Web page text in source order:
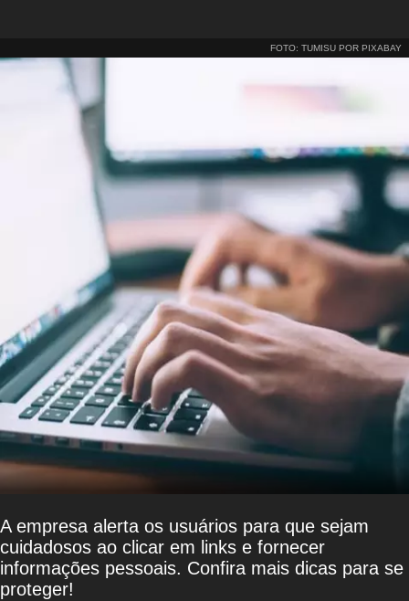
FOTO: TUMISU POR PIXABAY
A empresa alerta os usuários para que sejam
cuidadosos ao clicar em links e fornecer
informações pessoais. Confira mais dicas para se
proteger!